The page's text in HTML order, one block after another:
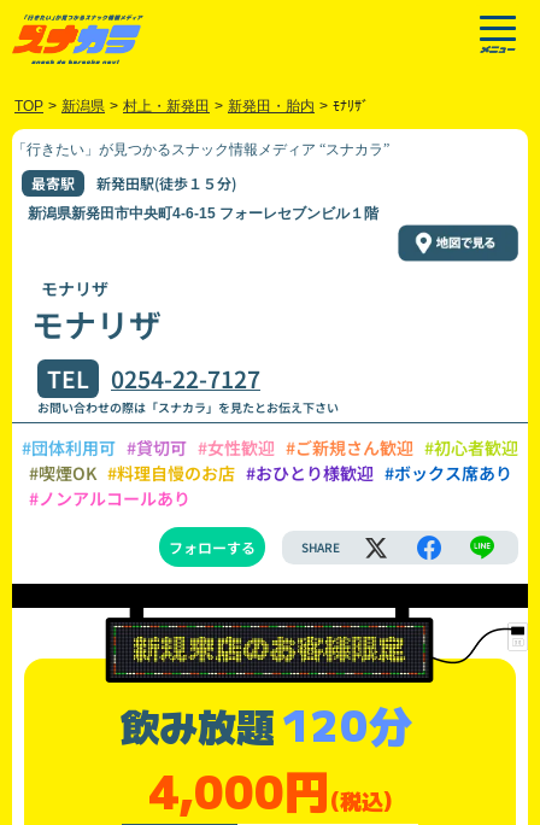
TOP > 新潟県 > 村上・新発田 > 新発田・胎内 > ﾓﾅﾘｻﾞ
「行きたい」が見つかるスナック情報メディア “スナカラ”
最寄駅 新発田駅(徒歩１５分)
新潟県新発田市中央町4-6-15 フォーレセブンビル１階
モナリザ
モナリザ
TEL 0254-22-7127
お問い合わせの際は「スナカラ」を見たとお伝え下さい
#団体利用可 #貸切可 #女性歓迎 #ご新規さん歓迎 #初心者歓迎
#喫煙OK #料理自慢のお店 #おひとり様歓迎 #ボックス席あり
#ノンアルコールあり
フォローする SHARE
飲み放題120分
4,000円(税込)